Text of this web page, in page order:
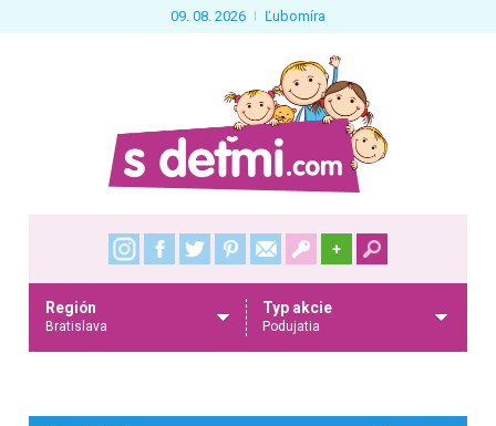
09. 08. 2026 Ľubomíra
+
Región
Bratislava
Typ akcie
Podujatia